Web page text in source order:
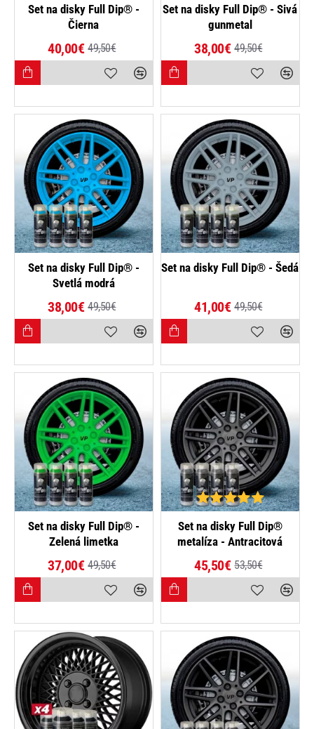
NAJPREDÁVANEJŠIE
Set na disky Full Dip® -
Čierna
40,00€ 49,50€
-23%
Set na disky Full Dip® - Sivá
gunmetal
38,00€ 49,50€
-23%
Set na disky Full Dip® -
Svetlá modrá
38,00€ 49,50€
-17%
Set na disky Full Dip® - Šedá
41,00€ 49,50€
-25%
Set na disky Full Dip® -
Zelená limetka
37,00€ 49,50€
-15%
Set na disky Full Dip®
metalíza - Antracitová
45,50€ 53,50€